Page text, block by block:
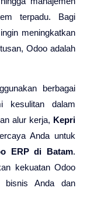
terpadu. Bagi
meningkatkan
Odoo adalah
berbagai
kesulitan dalam
alur kerja, Kepri
Anda untuk
ERP di Batam.
kekuatan Odoo
bisnis Anda dan